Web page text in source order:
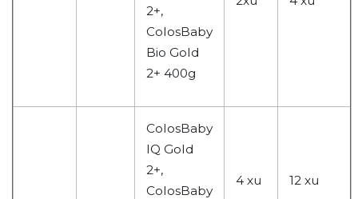
2+,
ColosBaby
Bio Gold
2+ 400g
ColosBaby
IQ Gold
2+,
ColosBaby
4 xu 12 xu